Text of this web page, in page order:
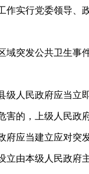
实行党委领导、
突发公共卫生事
民政府应当立
害的，上级人民
应当建立应对突
由本级人民政府